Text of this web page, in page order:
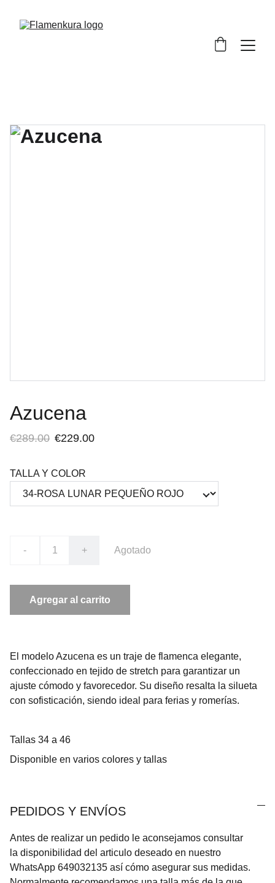
Azucena
€289.00 €229.00
TALLA Y COLOR
- + Agotado
Agregar al carrito
El modelo Azucena es un traje de flamenca elegante,
confeccionado en tejido de stretch para garantizar un
ajuste cómodo y favorecedor. Su diseño resalta la silueta
con sofisticación, siendo ideal para ferias y romerías.
Tallas 34 a 46
Disponible en varios colores y tallas
PEDIDOS Y ENVÍOS
Antes de realizar un pedido le aconsejamos consultar
la disponibilidad del articulo deseado en nuestro
WhatsApp 649032135 así cómo asegurar sus medidas.